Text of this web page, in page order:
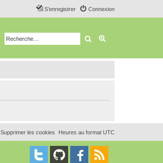
Connexion
S’enregistrer
Rechercher
Heures au format UTC
Supprimer les cookies